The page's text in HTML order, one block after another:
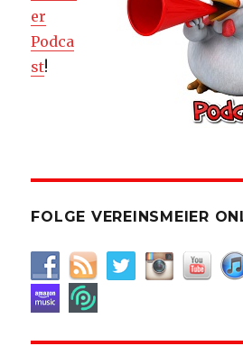
er
Podca
st!
FOLGE VEREINSMEIER